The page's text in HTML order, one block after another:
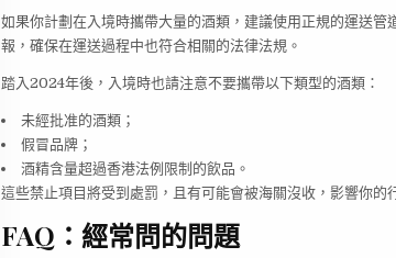
如果你計劃在入境時攜帶大量的酒類，建議使用正規的運送
報，確保在運送過程中也符合相關的法律法規。
踏入2024年後，入境時也請注意不要攜帶以下類型的酒類：
未經批准的酒類；
假冒品牌；
酒精含量超過香港法例限制的飲品。
這些禁止項目將受到處罰，且有可能會被海關沒收，影響你的
FAQ：經常問的問題